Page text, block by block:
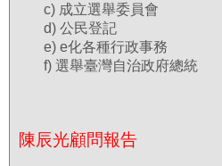
c) 成立選舉委員會
d) 公民登記
e) e化各種行政事務
f) 選舉臺灣自治政府總統
陳辰光顧問報告